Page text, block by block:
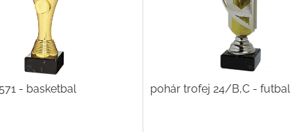
- basketbal pohár trofej 24/B,C - futbal